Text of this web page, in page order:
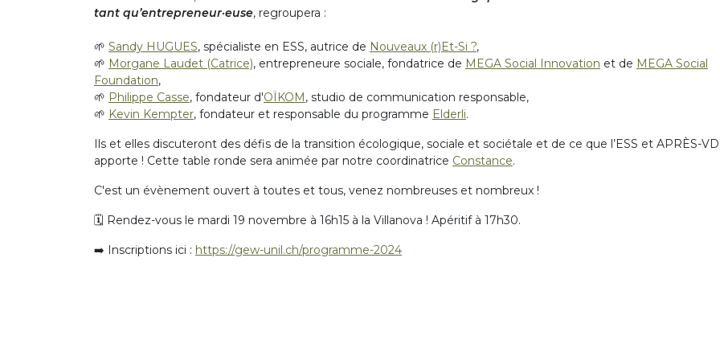
tant qu’entrepreneur·euse, regroupera :
🌱 Sandy HUGUES, spécialiste en ESS, autrice de Nouveaux (r)Et-Si ?,
🌱 Morgane Laudet (Catrice), entrepreneure sociale, fondatrice de MEGA Social Innovation et de MEGA Social
Foundation,
🌱 Philippe Casse, fondateur d'OÏKOM, studio de communication responsable,
🌱 Kevin Kempter, fondateur et responsable du programme Elderli.
Ils et elles discuteront des défis de la transition écologique, sociale et sociétale et de ce que l’ESS et APRÈS-
apporte !️ Cette table ronde sera animée par notre coordinatrice Constance.
C'est un évènement ouvert à toutes et tous, venez nombreuses et nombreux !
🗓️ Rendez-vous le mardi 19 novembre à 16h15 à la Villanova ! Apéritif à 17h30.
➡️ Inscriptions ici : https://gew-unil.ch/programme-2024